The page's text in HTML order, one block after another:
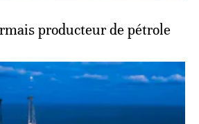
producteur de pétrole